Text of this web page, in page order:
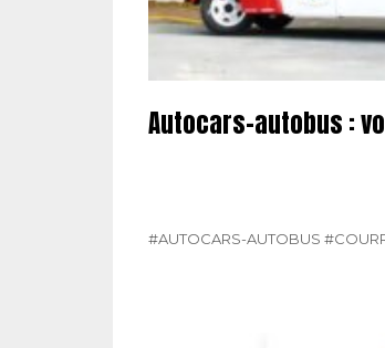
Autocars-autobus :
#AUTOCARS-AUTOBUS